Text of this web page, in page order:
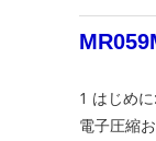
1 はじめに:
電子圧縮